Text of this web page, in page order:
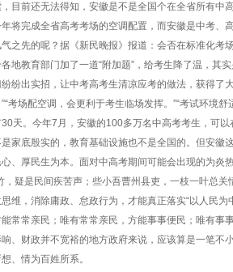
前还无法得知，安徽是不是全国个在全省所有中高
完成全省高考考场的空调配置，而安徽是中考、
先的呢？据《新民晚报》报道：会否在标准化考
教育部门加了一道“附加题”，给考生降了温，其实
出实招，让中考高考生清凉应考的做法，获得了
考场配空调，会更利于考生临场发挥。”“考试环境舒
。今年7月，安徽的100多万名中高考考生，可以
底殷实的，教育基础设施也不是全国的。但安徽
厚民生为本。面对中高考期间可能会出现的为炎
，疑是民间疾苦声；些小吾曹州县吏，一枝一叶总
维，消除庸政、怠政行为，才能真正落实“以人民为
常亲民；唯有常常亲民，方能事事便民；唯有事
、财政并不宽裕的地方政府来说，应该算是一笔不
、情为百姓所系。